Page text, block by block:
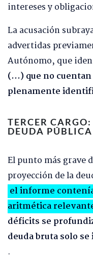
intereses y
La acusación
advertidas
Autónomo, que
(…) que no
plenamente
TERCER
DEUDA PÚBLICA
El punto más grave
proyección de la
el informe
aritmética
déficits se
deuda bruta solo
.